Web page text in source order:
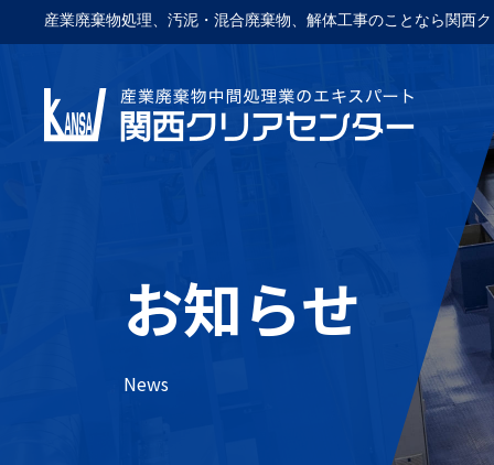
産業廃棄物処理、汚泥・混合廃棄物、解体工事のことなら関西
お知らせ
News